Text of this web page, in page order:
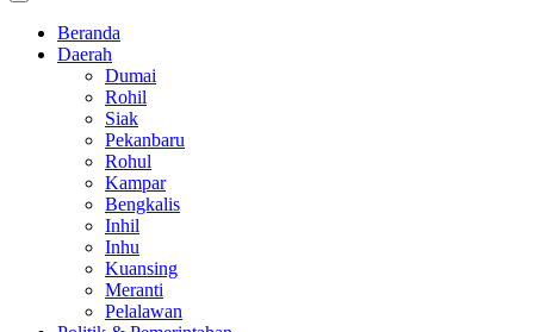
Beranda
Daerah
Dumai
Rohil
Siak
Pekanbaru
Rohul
Kampar
Bengkalis
Inhil
Inhu
Kuansing
Meranti
Pelalawan